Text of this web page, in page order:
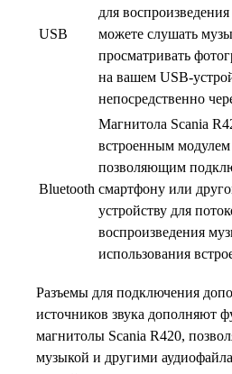
USB
для
можете слушать
просматривать
на вашем USB-
непосредственно
Bluetooth
Магнитола Scania
встроенным
позволяющим
смартфону или
устройству для
воспроизведения
использования
Разъемы для подключения
источников звука дополняют
магнитолы Scania R420,
музыкой и другими